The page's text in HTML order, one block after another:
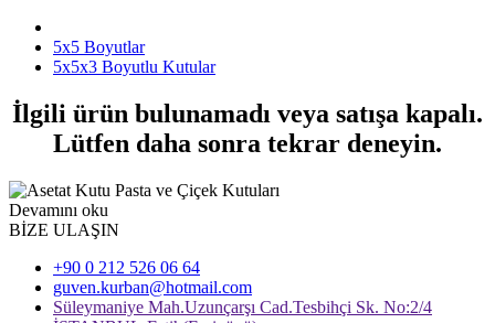
5x5 Boyutlar
5x5x3 Boyutlu Kutular
İlgili ürün bulunamadı veya satışa kapalı.
Lütfen daha sonra tekrar deneyin.
Devamını oku
BİZE ULAŞIN
+90 0 212 526 06 64
guven.kurban@hotmail.com
Süleymaniye Mah.Uzunçarşı Cad.Tesbihçi Sk. No:2/4